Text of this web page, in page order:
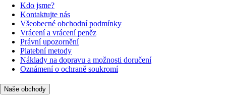
Kdo jsme?
Kontaktujte nás
Všeobecné obchodní podmínky
Vrácení a vrácení peněz
Právní upozornění
Platební metody
Náklady na dopravu a možnosti doručení
Oznámení o ochraně soukromí
Naše obchody